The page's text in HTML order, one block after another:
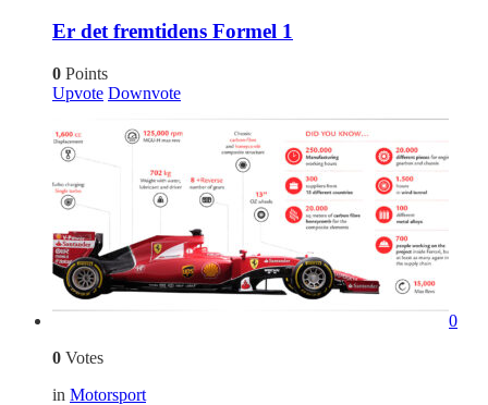
Er det fremtidens Formel 1
0 Points
Upvote Downvote
0
0 Votes
in Motorsport